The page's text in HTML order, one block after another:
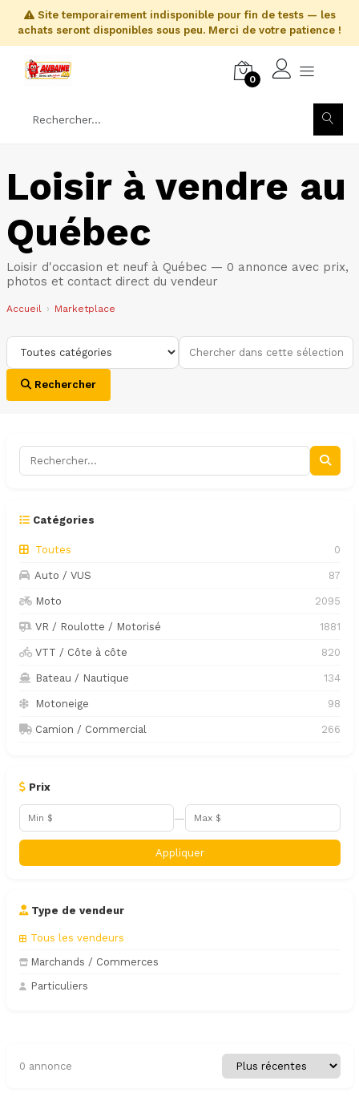
Site temporairement indisponible pour fin de tests — les
achats seront disponibles sous peu. Merci de votre patience !
0
Loisir à vendre au
Québec
Loisir d'occasion et neuf à Québec — 0 annonce avec prix,
photos et contact direct du vendeur
Accueil Marketplace
Rechercher
Catégories
Toutes 0
Auto / VUS 87
Moto 2095
VR / Roulotte / Motorisé 1881
VTT / Côte à côte 820
Bateau / Nautique 134
Motoneige 98
Camion / Commercial 266
Prix
—
Appliquer
Type de vendeur
Tous les vendeurs
Marchands / Commerces
Particuliers
0 annonce